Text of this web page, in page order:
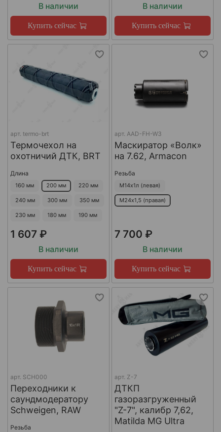
В наличии
Купить сейчас
В наличии
Купить сейчас
арт. termo-brt
Термочехол на
охотничий ДТК, BRT
Длина
160 мм 200 мм 220 мм
240 мм 300 мм 350 мм
230 мм 180 мм 190 мм
1 607 ₽
В наличии
Купить сейчас
арт. AAD-FH-W3
Маскиратор «Волк»
на 7.62, Armacon
Резьба
М14х1л (левая)
М24х1,5 (правая)
7 700 ₽
В наличии
Купить сейчас
арт. SCH000
Переходники к
саундмодератору
Schweigen, RAW
Резьба
арт. Z-7
ДТКП
газоразгруженный
"Z-7", калибр 7,62,
Matilda MG Ultra